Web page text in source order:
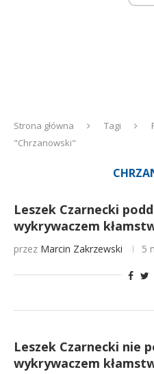
Strona główna Tagi
"Chrzanowski"
Leszek Czarnecki
wykrywaczem
przez Marcin Zakrzewski 5
Leszek Czarnecki nie
wykrywaczem